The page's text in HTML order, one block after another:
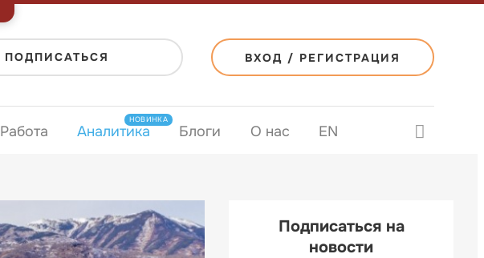
ПОДПИСАТЬСЯ ВХОД / РЕГИСТРАЦИЯ
Работа Аналитика
НОВИНКА
Блоги О нас EN
Подписаться на
новости